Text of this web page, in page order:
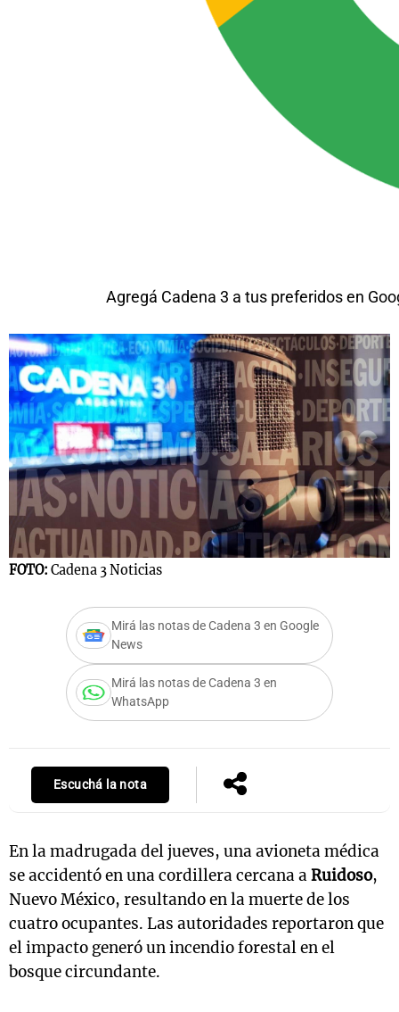
Agregá Cadena 3 a tus preferidos en
FOTO: Cadena 3 Noticias
Mirá las notas de Cadena 3 en Google
News
Mirá las notas de Cadena 3 en
WhatsApp
Escuchá la nota
En la madrugada del jueves, una avioneta médica
se accidentó en una cordillera cercana aRuidoso,
Nuevo México, resultando en la muerte de los
cuatro ocupantes. Las autoridades reportaron que
el impacto generó un incendio forestal en el
bosque circundante.